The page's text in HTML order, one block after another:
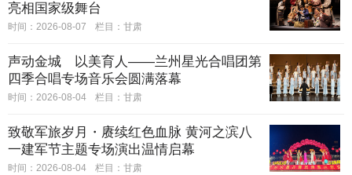
亮相国家级舞台
时间：2026-08-07 栏目： 甘肃
声动金城 以美育人——兰州星光合唱团第
四季合唱专场音乐会圆满落幕
时间：2026-08-04 栏目： 甘肃
致敬军旅岁月・赓续红色血脉 黄河之滨八
一建军节主题专场演出温情启幕
时间：2026-08-04 栏目： 甘肃